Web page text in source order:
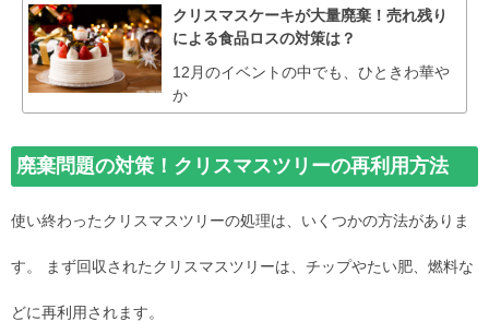
クリスマスケーキが大量廃棄！売れ残り
による食品ロスの対策は？
12月のイベントの中でも、ひときわ華や
か
廃棄問題の対策！クリスマスツリーの再利用方法
使い終わったクリスマスツリーの処理は、いくつかの方法がありま
す。 まず回収されたクリスマスツリーは、チップやたい肥、燃料な
どに再利用されます。